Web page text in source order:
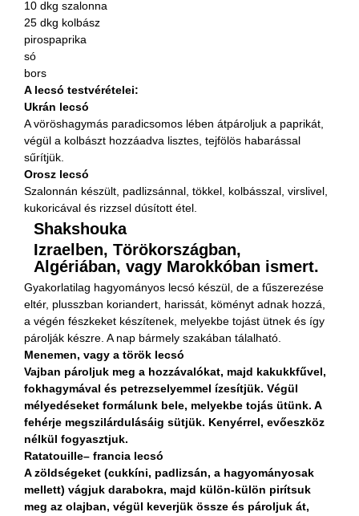
10 dkg szalonna
25 dkg kolbász
pirospaprika
só
bors
A lecsó testvérételei:
Ukrán lecsó
A vöröshagymás paradicsomos lében átpároljuk a paprikát,
végül a kolbászt hozzáadva lisztes, tejfölös habarással
sűrítjük.
Orosz lecsó
Szalonnán készült, padlizsánnal, tökkel, kolbásszal, virslivel,
kukoricával és rizzsel dúsított étel.
Shakshouka
Izraelben, Törökországban,
Algériában, vagy Marokkóban ismert.
Gyakorlatilag hagyományos lecsó készül, de a fűszerezése
eltér, plusszban koriandert, harissát, köményt adnak hozzá,
a végén fészkeket készítenek, melyekbe tojást ütnek és így
párolják készre. A nap bármely szakában tálalható.
Menemen, vagy a török lecsó
Vajban pároljuk meg a hozzávalókat, majd kakukkfűvel,
fokhagymával és petrezselyemmel ízesítjük. Végül
mélyedéseket formálunk bele, melyekbe tojás ütünk. A
fehérje megszilárdulásáig sütjük. Kenyérrel, evőeszköz
nélkül fogyasztjuk.
Ratatouille– francia lecsó
A zöldségeket (cukkíni, padlizsán, a hagyományosak
mellett) vágjuk darabokra, majd külön-külön pirítsuk
meg az olajban, végül keverjük össze és pároljuk át,